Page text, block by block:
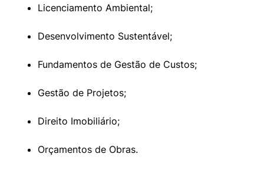
Licenciamento Ambiental;
Desenvolvimento Sustentável;
Fundamentos de Gestão de Custos;
Gestão de Projetos;
Direito Imobiliário;
Orçamentos de Obras.